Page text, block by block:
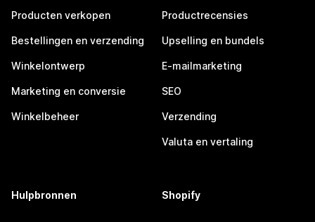
Producten verkopen
Bestellingen en verzending
Winkelontwerp
Marketing en conversie
Winkelbeheer
Productrecensies
Upselling en bundels
E-mailmarketing
SEO
Verzending
Valuta en vertaling
Hulpbronnen Shopify